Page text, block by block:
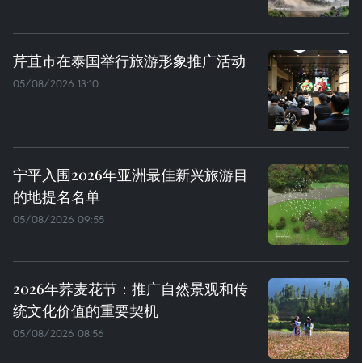
芹苴市在泰国举行旅游形象推广活动
05/08/2026 13:10
宁平入围2026年亚洲最佳新兴旅游目
的地提名名单
05/08/2026 09:55
2026年荞麦花节：推广自然景观和传
统文化价值的重要契机
05/08/2026 08:56